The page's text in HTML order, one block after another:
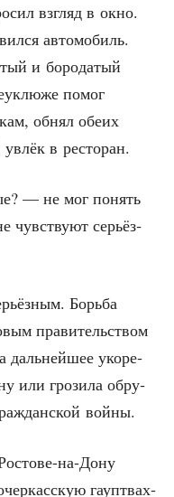
взгляд в окно.
авто­мо­биль.
и боро­да­тый
помог
обнял обе­их
в ресторан.
— не мог понять
чув­ству­ют серьёз­
Борь­ба
пра­ви­тель­ством
даль­ней­шее уко­ре­
или гро­зи­ла обру­
войны.
на-Дону
гаупт­вах­